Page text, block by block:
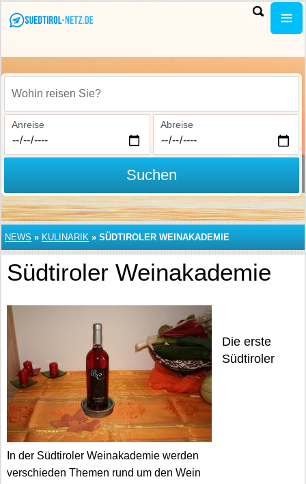
Wohin reisen Sie?
Anreise Abreise
Suchen
NEWS » KULINARIK » SÜDTIROLER WEINAKADEMIE
Südtiroler Weinakademie
In der Südtiroler Weinakademie werden
verschieden Themen rund um den Wein
Die erste
Südtiroler